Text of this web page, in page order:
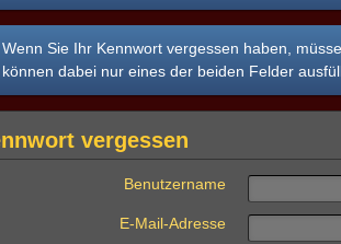
Wenn Sie Ihr Kennwort vergessen haben,
können dabei nur eines der beiden Felder
vergessen
Benutzername
E-Mail-Adresse